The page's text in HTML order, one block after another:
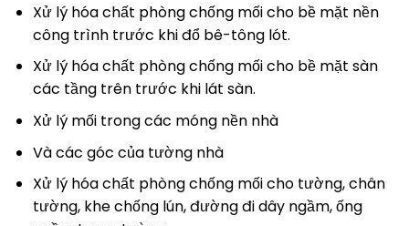
Xử lý hóa chất phòng chống mối cho bề mặt nền
công trình trước khi đổ bê-tông lót.
Xử lý hóa chất phòng chống mối cho bề mặt sàn
các tầng trên trước khi lát sàn.
Xử lý mối trong các móng nền nhà
Và các góc của tường nhà
Xử lý hóa chất phòng chống mối cho tường, chân
tường, khe chống lún, đường đi dây ngầm, ống